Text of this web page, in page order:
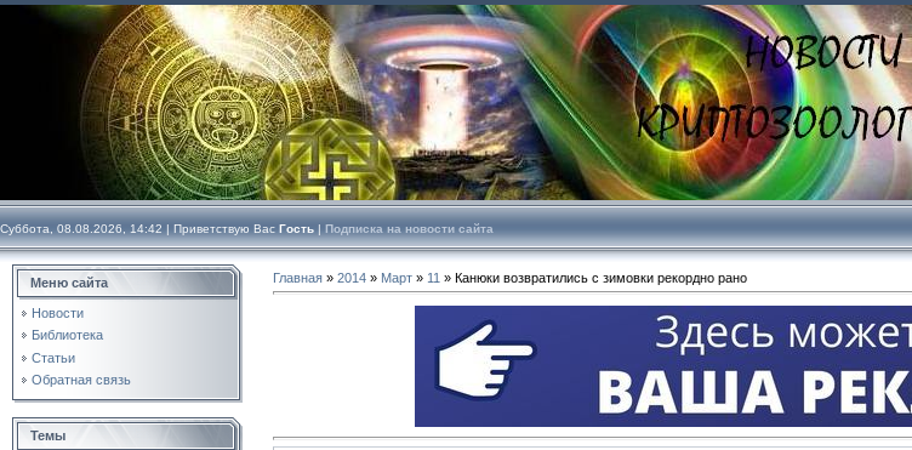
Суббота, 08.08.2026, 14:42 | Приветствую Вас Гость | Подписка на новости сайта
Меню сайта
Новости
Библиотека
Статьи
Обратная связь
Темы
Главная » 2014 » Март » 11 » Канюки возвратились с зимовки рекордно рано